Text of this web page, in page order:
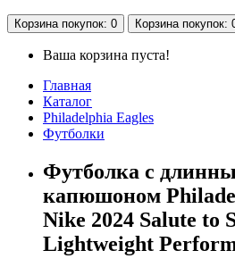
Корзина покупок: 0 Корзина покупок:
Ваша корзина пуста!
Главная
Каталог
Philadelphia Eagles
Футболки
Футболка с
капюшоном
Nike 2024 Salute to
Lightweight